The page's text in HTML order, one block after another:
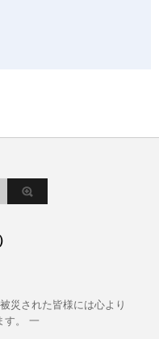
災された皆様には心より
す。 一